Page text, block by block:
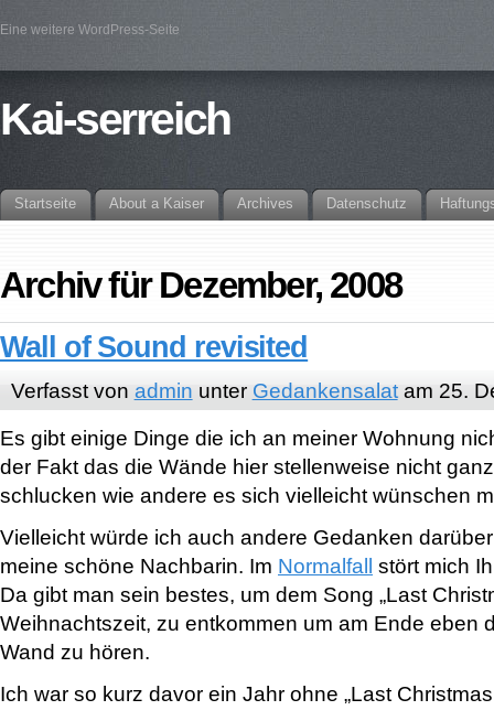
Eine weitere WordPress-Seite
Kai-serreich
Startseite About a Kaiser Archives Datenschutz
Archiv für Dezember, 2008
Wall of Sound revisited
Verfasst von admin unter Gedankensalatam 25.
Es gibt einige Dinge die ich an meiner Wohnung
der Fakt das die Wände hier stellenweise nicht
schlucken wie andere es sich vielleicht wünschen
Vielleicht würde ich auch andere Gedanken
meine schöne Nachbarin. Im Normalfall stört mich
Da gibt man sein bestes, um dem Song „Last
Weihnachtszeit, zu entkommen um am Ende eben
Wand zu hören.
Ich war so kurz davor ein Jahr ohne „Last